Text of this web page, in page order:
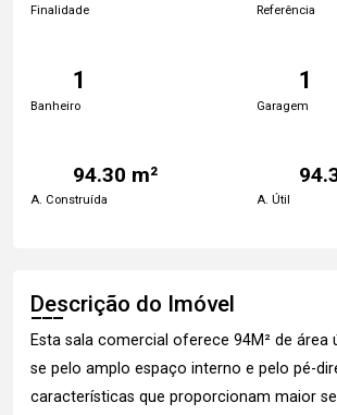
Finalidade Referência
1
Banheiro
1
Garagem
94.30 m²
A. Construída A. Útil
Descrição do Imóvel
Esta sala comercial oferece 94M² de área
se pelo amplo espaço interno e pelo pé-
características que proporcionam maior